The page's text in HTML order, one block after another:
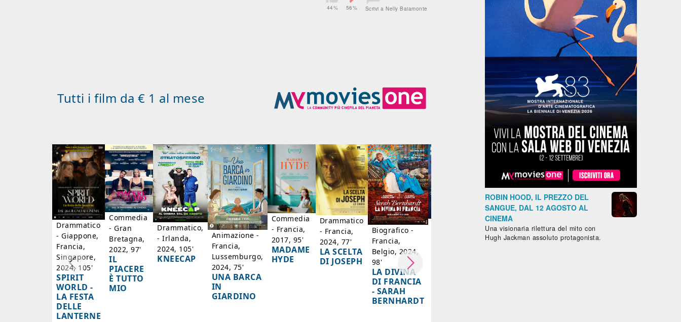
44% 56% Scrivi a Nelly Baiamonte
Tutti i film da € 1 al mese
Drammatico
- Giappone,
Francia,
Singapore,
2024, 105'
SPIRIT
WORLD -
LA FESTA
DELLE
LANTERNE
Commedia
- Gran
Bretagna,
2022, 97'
IL
PIACERE
È TUTTO
MIO
Drammatico,
- Irlanda,
2024, 105'
KNEECAP
Animazione -
Francia,
Lussemburgo,
2024, 75'
UNA BARCA
IN
GIARDINO
Commedia
- Francia,
2017, 95'
MADAME
HYDE
Drammatico
- Francia,
2024, 77'
LA SCELTA
DI JOSEPH
Biografico -
Francia,
Belgio, 2024,
98'
LA DIVINA
DI FRANCIA
- SARAH
BERNHARDT
Fantascienza,
- Danimarca,
Islanda,
Norvegia,
2024, 100'
ETERNAL -
ODISSEA
NEGLI
ABISSI
Commedia
- Francia,
2024, 101'
LA
GAZZA
LADRA
Drammatico
2022, 122'
IL
CAFTANO
ROBIN HOOD, IL PREZZO DEL
SANGUE, DAL 12 AGOSTO AL
CINEMA
Una visionaria rilettura del mito con
Hugh Jackman assoluto protagonista.